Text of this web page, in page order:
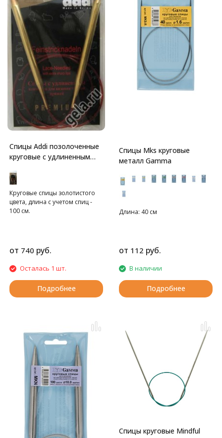
Спицы Addi позолоченные
круговые с удлиненным
пряжи
Круговые спицы золотистого
цвета, длина с учетом спиц -
100 см.
от 740 руб.
Осталась 1 шт.
Подробнее
Спицы Mks круговые
металл Gamma
Длина: 40 см
от 112 руб.
В наличии
Подробнее
Спицы круговые Mindful